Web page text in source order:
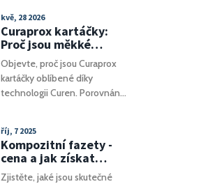
se zaměřuje na různé možné
interpretace těchto snů a
nabízí tipy, jak se s nimi
vypořádat.
kvě, 28 2026
Curaprox kartáčky:
Proč jsou měkké
štětiny tak účinné a
jak vybrat ten pravý
Objevte, proč jsou Curaprox
kartáčky oblíbené díky
technologii Curen. Porovnání
neznamená horší čištění.
říj, 7 2025
Kompozitní fazety -
cena a jak získat
nejlepší hodnotu
Zjistěte, jaké jsou skutečné